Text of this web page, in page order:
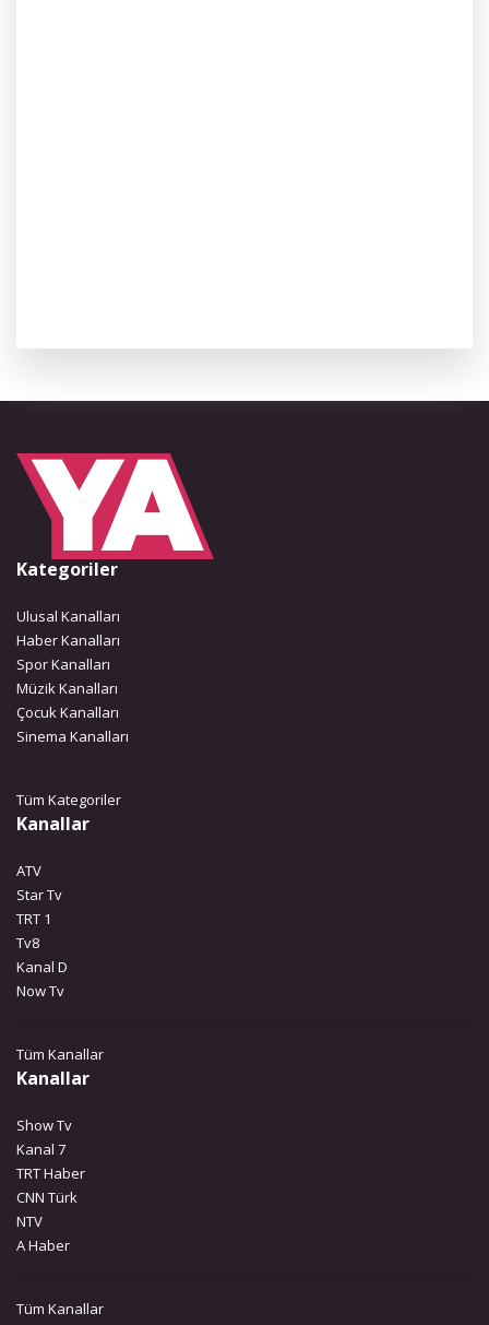
Kategoriler
Ulusal Kanalları
Haber Kanalları
Spor Kanalları
Müzik Kanalları
Çocuk Kanalları
Sinema Kanalları
Tüm Kategoriler
Kanallar
ATV
Star Tv
TRT 1
Tv8
Kanal D
Now Tv
Tüm Kanallar
Kanallar
Show Tv
Kanal 7
TRT Haber
CNN Türk
NTV
A Haber
Tüm Kanallar